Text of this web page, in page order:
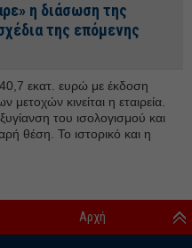
η διάσωση της
της επόμενης
εκατ. ευρώ με έκδοση
μετοχών κινείται η εταιρεία.
του ισολογισμού και
θέση. Το ιστορικό και η
Αρχή